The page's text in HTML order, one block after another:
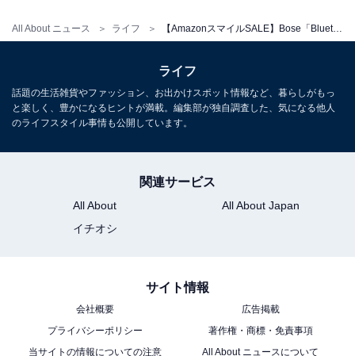
All About ニュース ライフ 【AmazonスマイルSALE】Bose「Bluetoothスピーカー」が特別価格で登場中【1月30日】
Bose Ultra Open Earbuds 空間オーディオ イヤホン オ
ープンイヤー 完全 ワイヤレス Bluetooth接続 マイク付
最大7.5時間再生 防滴 ブラック
Amazonで見る
Bose「QuietComfort Ultra Earbuds LE（第2世
ライフ
話題の生活雑貨やファッション、お出かけスポット情報など、暮らしがもっ
と楽しく、豊かになるヒントが満載。編集部が独自調査した、気になる他人
のライフスタイル事情も公開しています。
関連サービス
All About
All About Japan
イチオシ
サイト情報
会社概要
広告掲載
プライバシーポリシー
著作権・商標・免責事項
当サイトの情報についての注意
All About ニュースについて